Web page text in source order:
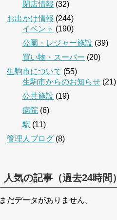
閉店情報 (32)
お出かけ情報 (244)
イベント (190)
公園・レジャー施設 (39)
買い物・スーパー (20)
生駒市について (55)
生駒市からのお知らせ (21)
公共施設 (19)
病院 (6)
駅 (11)
管理人ブログ (8)
人気の記事（過去24時間）
まだデータがありません。